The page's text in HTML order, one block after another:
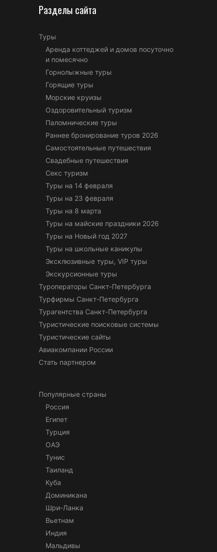
Разделы сайта
Туры
Аренда коттеджей и домов посуточно
и помесячно
Горнолыжные туры
Горящие туры
Морские круизы
Оздоровительный туризм
Паломнические туры
Раннее бронирование туров 2026
Самостоятельные путешествия
Свадебные путешествия
Секс туризм
Туры на 14 февраля
Туры на 23 февраля
Туры на 8 марта
Туры на майские праздники 2026
Туры на Новый год 2027
Туры на школьные каникулы
Эксклюзивные туры, VIP туры
Экскурсионные туры
Туроператоры Санкт-Петербурга
Турфирмы Санкт-Петербурга
Турагентства Санкт-Петербурга
Туристические поисковые системы
Туристические сайты
Авиакомпании России
Стать партнером
Популярные страны
Россия
Египет
Турция
ОАЭ
Тунис
Таиланд
Куба
Доминикана
Шри-Ланка
Вьетнам
Индия
Мальдивы